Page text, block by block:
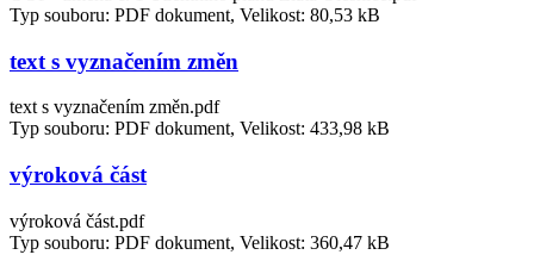
Typ souboru: PDF dokument, Velikost: 80,53 kB
text s vyznačením změn
text s vyznačením změn.pdf
Typ souboru: PDF dokument, Velikost: 433,98 kB
výroková část
výroková část.pdf
Typ souboru: PDF dokument, Velikost: 360,47 kB